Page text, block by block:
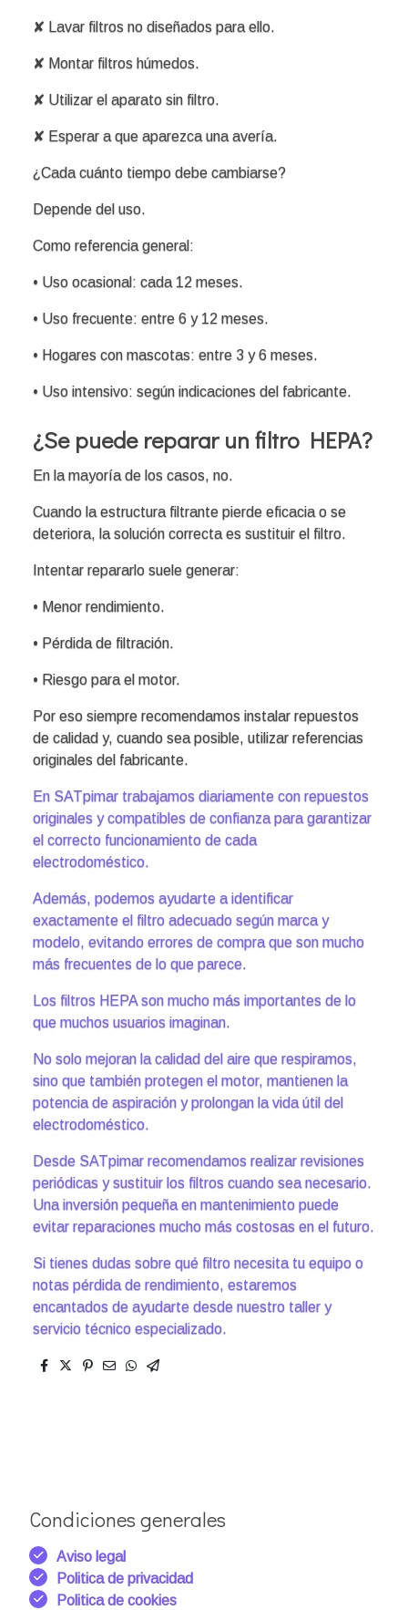
✘ Lavar filtros no diseñados para ello.
✘ Montar filtros húmedos.
✘ Utilizar el aparato sin filtro.
✘ Esperar a que aparezca una avería.
¿Cada cuánto tiempo debe cambiarse?
Depende del uso.
Como referencia general:
• Uso ocasional: cada 12 meses.
• Uso frecuente: entre 6 y 12 meses.
• Hogares con mascotas: entre 3 y 6 meses.
• Uso intensivo: según indicaciones del fabricante.
¿Se puede reparar un filtro HEPA?
En la mayoría de los casos, no.
Cuando la estructura filtrante pierde eficacia o se
deteriora, la solución correcta es sustituir el filtro.
Intentar repararlo suele generar:
• Menor rendimiento.
• Pérdida de filtración.
• Riesgo para el motor.
Por eso siempre recomendamos instalar repuestos
de calidad y, cuando sea posible, utilizar referencias
originales del fabricante.
En SATpimar trabajamos diariamente con repuestos
originales y compatibles de confianza para garantizar
el correcto funcionamiento de cada
electrodoméstico.
Además, podemos ayudarte a identificar
exactamente el filtro adecuado según marca y
modelo, evitando errores de compra que son mucho
más frecuentes de lo que parece.
Los filtros HEPA son mucho más importantes de lo
que muchos usuarios imaginan.
No solo mejoran la calidad del aire que respiramos,
sino que también protegen el motor, mantienen la
potencia de aspiración y prolongan la vida útil del
electrodoméstico.
Desde SATpimar recomendamos realizar revisiones
periódicas y sustituir los filtros cuando sea necesario.
Una inversión pequeña en mantenimiento puede
evitar reparaciones mucho más costosas en el futuro.
Si tienes dudas sobre qué filtro necesita tu equipo o
notas pérdida de rendimiento, estaremos
encantados de ayudarte desde nuestro taller y
servicio técnico especializado.
Condiciones generales
Aviso legal
Politica de privacidad
Politica de cookies